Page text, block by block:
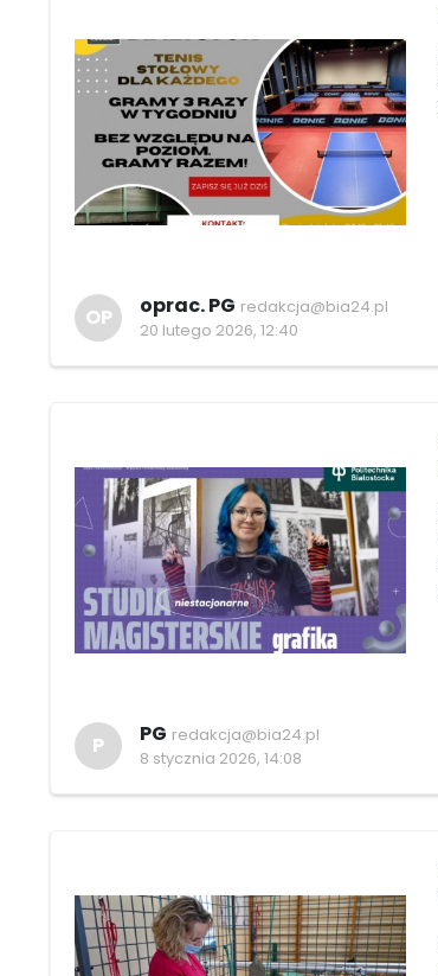
OP oprac. PG redakcja@bia24.pl
20 lutego 2026, 12:40
P PG redakcja@bia24.pl
8 stycznia 2026, 14:08